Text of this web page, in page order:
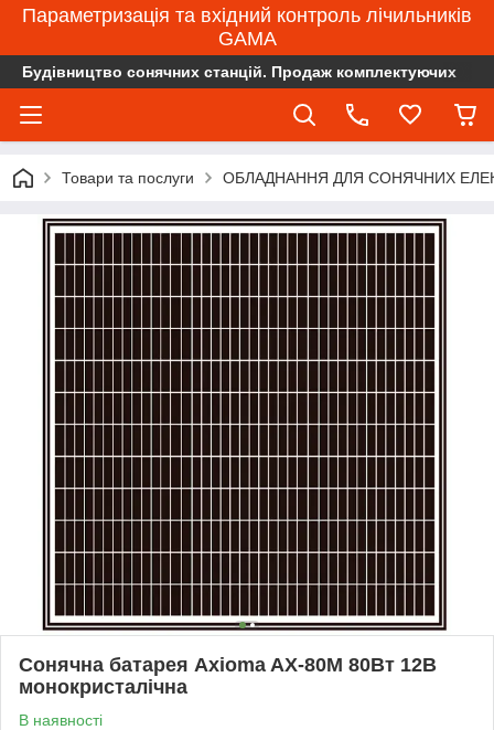
Параметризація та вхідний контроль лічильників
GAMA
Будівництво сонячних станцій. Продаж комплектуючих
Товари та послуги ОБЛАДНАННЯ ДЛЯ СОНЯЧНИХ
Сонячна батарея Axioma AX-80М 80Вт 12В
монокристалічна
В наявності